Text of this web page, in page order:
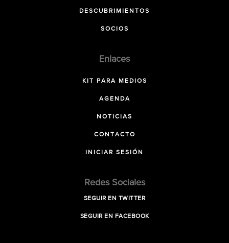
DESCUBRIMIENTOS
SOCIOS
Enlaces
KIT PARA MEDIOS
AGENDA
NOTICIAS
CONTACTO
INICIAR SESIÓN
Redes Sociales
SEGUIR EN TWITTER
SEGUIR EN FACEBOOK